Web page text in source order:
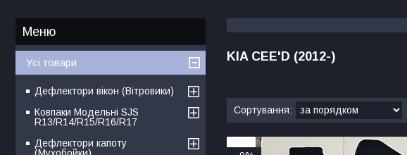
KIA CEE'D (2012-)
Усі товари
Дефлектори вікон (Вітровики)
Ковпаки Модельні SJS
R13/R14/R15/R16/R17
Дефлектори капоту
(Мухобойки)